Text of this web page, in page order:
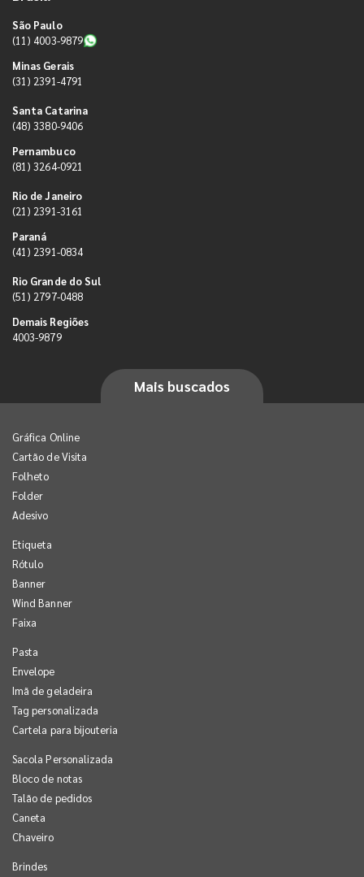
São Paulo
(11) 4003-9879
Minas Gerais
(31) 2391-4791
Santa Catarina
(48) 3380-9406
Pernambuco
(81) 3264-0921
Rio de Janeiro
(21) 2391-3161
Paraná
(41) 2391-0834
Rio Grande do Sul
(51) 2797-0488
Demais Regiões
4003-9879
Mais buscados
Gráfica Online
Cartão de Visita
Folheto
Folder
Adesivo
Etiqueta
Rótulo
Banner
Wind Banner
Faixa
Pasta
Envelope
Imã de geladeira
Tag personalizada
Cartela para bijouteria
Sacola Personalizada
Bloco de notas
Talão de pedidos
Caneta
Chaveiro
Brindes